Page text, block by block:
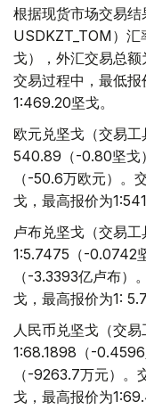
根据现货市场交易
USDKZT_TOM）汇
戈），外汇交易总额
交易过程中，最低
1:469.20坚戈。
欧元兑坚戈（交易
540.89（-0.80坚戈
（-50.6万欧元）。
戈，最高报价为
卢布兑坚戈（交易
1:5.7475（-0.0742
（-3.3393亿卢布）
戈，最高报价为1:
人民币兑坚戈（交
1:68.1898（-
（-9263.7万元）。
戈，最高报价为